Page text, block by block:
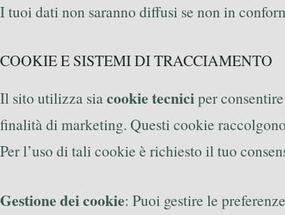
I tuoi dati non saranno diffusi se non in
COOKIE E SISTEMI DI TRACCIAMENTO
Il sito utilizza siacookie tecniciper
finalità di marketing. Questi cookie
Per l’uso di tali cookie è richiesto il tuo
Gestione dei cookie: Puoi gestire le